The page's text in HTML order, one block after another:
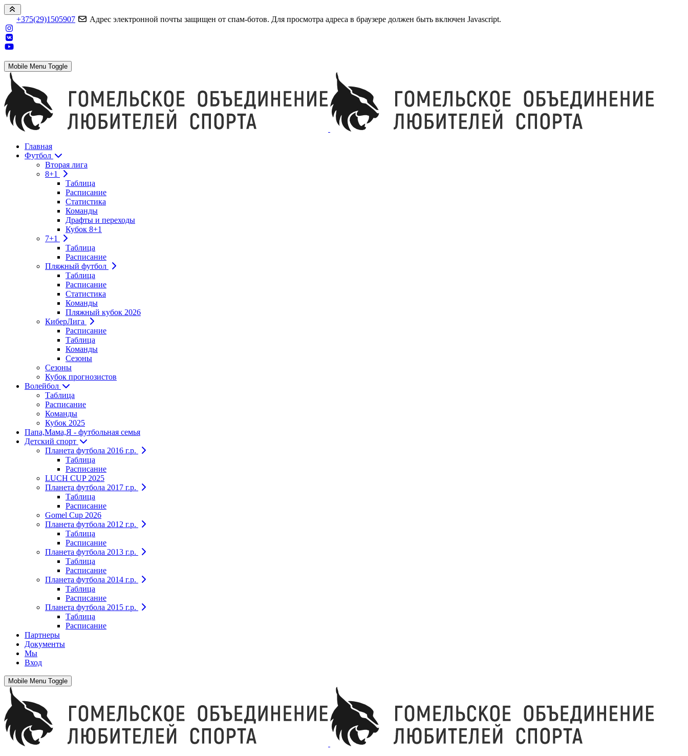
+375(29)1505907 Адрес электронной почты защищен от спам-ботов. Для просмотра адреса в браузере должен быть включен Javascript.
Mobile Menu Toggle
Главная
Футбол
Вторая лига
8+1
Таблица
Расписание
Статистика
Команды
Драфты и переходы
Кубок 8+1
7+1
Таблица
Расписание
Пляжный футбол
Таблица
Расписание
Статистика
Команды
Пляжный кубок 2026
КиберЛига
Расписание
Таблица
Команды
Сезоны
Сезоны
Кубок прогнозистов
Волейбол
Таблица
Расписание
Команды
Кубок 2025
Папа,Мама,Я - футбольная семья
Детский спорт
Планета футбола 2016 г.р.
Таблица
Расписание
LUCH CUP 2025
Планета футбола 2017 г.р.
Таблица
Расписание
Gomel Cup 2026
Планета футбола 2012 г.р.
Таблица
Расписание
Планета футбола 2013 г.р.
Таблица
Расписание
Планета футбола 2014 г.р.
Таблица
Расписание
Планета футбола 2015 г.р.
Таблица
Расписание
Партнеры
Документы
Мы
Вход
Mobile Menu Toggle